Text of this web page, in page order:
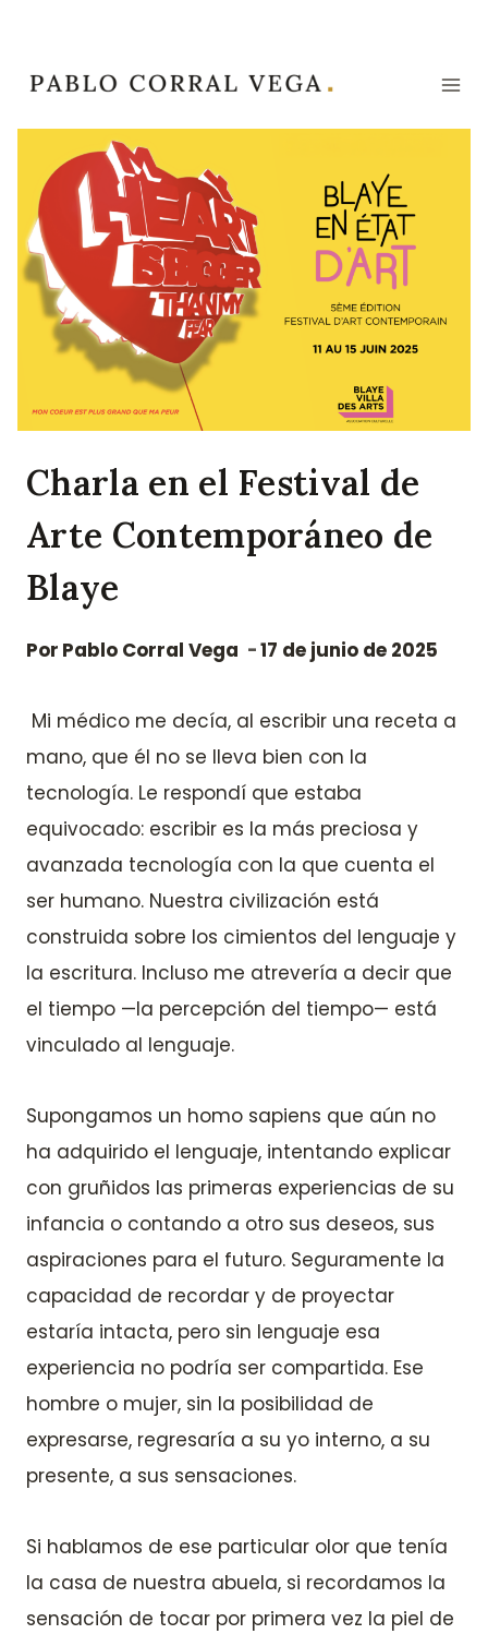
contenido
Charla en el Festival de
Arte Contemporáneo de
Blaye
Por Pablo Corral Vega 17 de junio de 2025
Mi médico me decía, al escribir una receta a
mano, que él no se lleva bien con la
tecnología. Le respondí que estaba
equivocado: escribir es la más preciosa y
avanzada tecnología con la que cuenta el
ser humano. Nuestra civilización está
construida sobre los cimientos del lenguaje y
la escritura. Incluso me atrevería a decir que
el tiempo —la percepción del tiempo— está
vinculado al lenguaje.
Supongamos un homo sapiens que aún no
ha adquirido el lenguaje, intentando explicar
con gruñidos las primeras experiencias de su
infancia o contando a otro sus deseos, sus
aspiraciones para el futuro. Seguramente la
capacidad de recordar y de proyectar
estaría intacta, pero sin lenguaje esa
experiencia no podría ser compartida. Ese
hombre o mujer, sin la posibilidad de
expresarse, regresaría a su yo interno, a su
presente, a sus sensaciones.
Si hablamos de ese particular olor que tenía
la casa de nuestra abuela, si recordamos la
sensación de tocar por primera vez la piel de